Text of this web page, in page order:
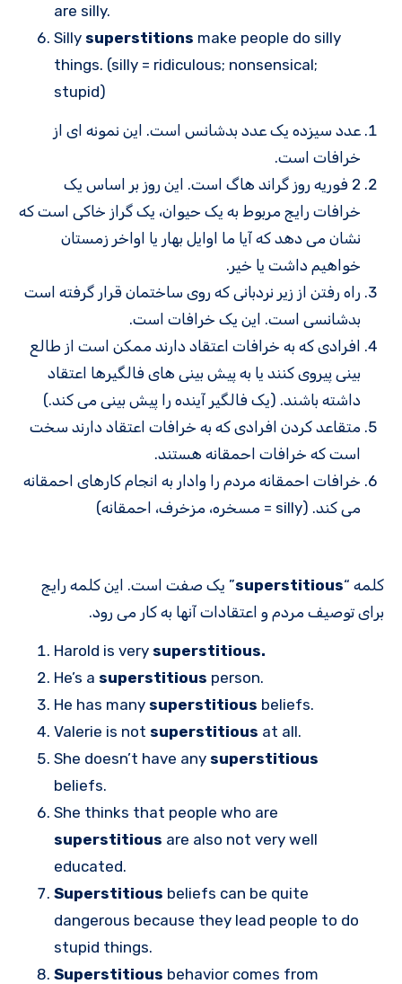
are silly.
Silly superstitions make people do silly
things. (silly = ridiculous; nonsensical;
stupid)
عدد سیزده یک عدد بدشانس است. این نمونه ای از
خرافات است.
2 فوریه روز گراند هاگ است. این روز بر اساس یک
خرافات رایج مربوط به یک حیوان، یک گراز خاکی است که
نشان می دهد که آیا ما اوایل بهار یا اواخر زمستان
خواهیم داشت یا خیر.
راه رفتن از زیر نردبانی که روی ساختمان قرار گرفته است
بدشانسی است. این یک خرافات است.
افرادی که به خرافات اعتقاد دارند ممکن است از طالع
بینی پیروی کنند یا به پیش بینی های فالگیرها اعتقاد
داشته باشند. (یک فالگیر آینده را پیش بینی می کند.)
متقاعد کردن افرادی که به خرافات اعتقاد دارند سخت
است که خرافات احمقانه هستند.
خرافات احمقانه مردم را وادار به انجام کارهای احمقانه
می کند. (silly = مسخره، مزخرف، احمقانه)
کلمه “superstitious” یک صفت است. این کلمه رایج
برای توصیف مردم و اعتقادات آنها به کار می رود.
Harold is very superstitious.
He’s a superstitious person.
He has many superstitious beliefs.
Valerie is not superstitious at all.
She doesn’t have any superstitious
beliefs.
She thinks that people who are
superstitious are also not very well
educated.
Superstitious beliefs can be quite
dangerous because they lead people to do
stupid things.
Superstitious behavior comes from